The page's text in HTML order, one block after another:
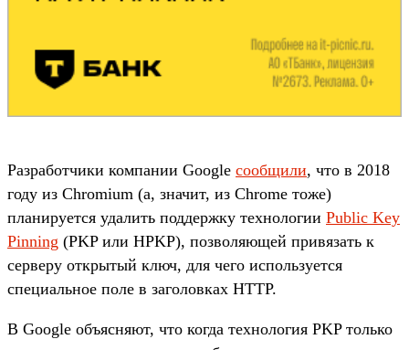
Разработчики компании Google сообщили, что в 2018
году из Chromium (а, значит, из Chrome тоже)
планируется удалить поддержку технологии Public Key
Pinning (PKP или HPKP), позволяющей привязать к
серверу открытый ключ, для чего используется
специальное поле в заголовках HTTP.
В Google объясняют, что когда технология PKP только